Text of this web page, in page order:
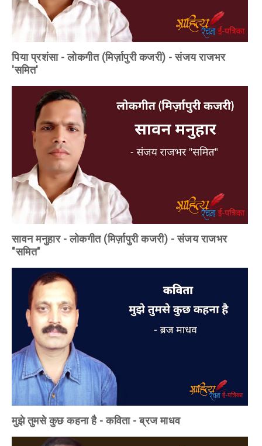
पिया प्रशंसा - लोकगीत (मिर्ज़ापुरी कजरी) - संजय राजभर
'समित'
सावन मनुहार - लोकगीत (मिर्ज़ापुरी कजरी) - संजय राजभर
"समित"
मुझे तुमसे कुछ कहना है - कविता - ब्रज माधव